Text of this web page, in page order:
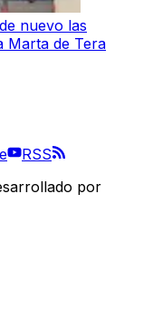
nuevo las
Marta de Tera
RSS
por